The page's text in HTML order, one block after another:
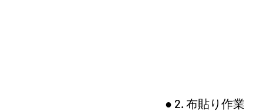
● 2. 布貼り作業